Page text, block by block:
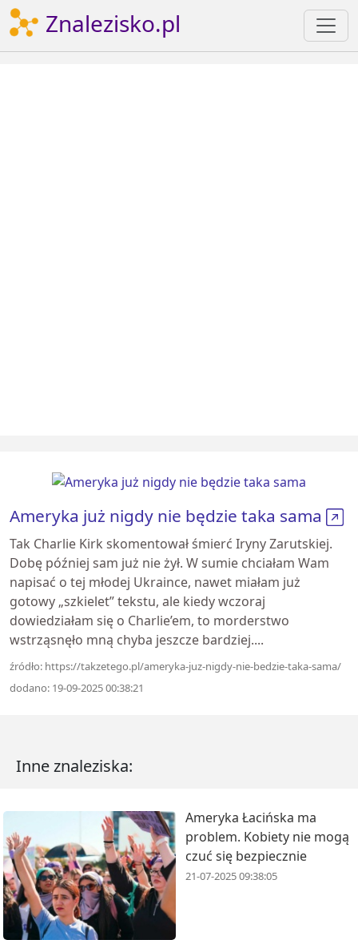
Znalezisko.pl
Ameryka już nigdy nie będzie taka sama
Tak Charlie Kirk skomentował śmierć Iryny Zarutskiej.
Dobę później sam już nie żył. W sumie chciałam Wam
napisać o tej młodej Ukraince, nawet miałam już
gotowy „szkielet” tekstu, ale kiedy wczoraj
dowiedziałam się o Charlie’em, to morderstwo
wstrząsnęło mną chyba jeszcze bardziej....
źródło: https://takzetego.pl/ameryka-juz-nigdy-nie-bedzie-taka-sama/
dodano: 19-09-2025 00:38:21
Inne znaleziska:
Ameryka Łacińska ma
problem. Kobiety nie mogą
czuć się bezpiecznie
21-07-2025 09:38:05